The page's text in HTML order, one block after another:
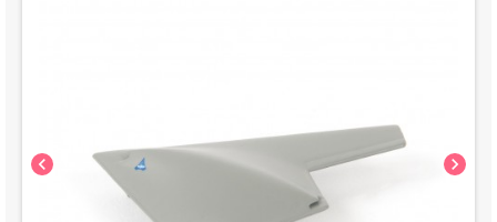
chevron_left chevron_right